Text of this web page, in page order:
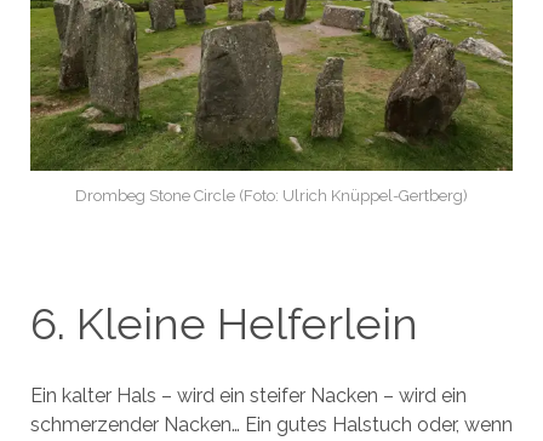
Drombeg Stone Circle (Foto: Ulrich Knüppel-Gertberg)
6. Kleine Helferlein
Ein kalter Hals – wird ein steifer Nacken – wird ein
schmerzender Nacken… Ein gutes Halstuch oder, wenn